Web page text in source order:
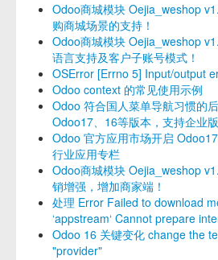
Odoo商城模块 Oejia_weshop
购商城场景的支持！
Odoo商城模块 Oejia_weshop
语言支持及客户子账号模式！
OSError [Errno 5] Input/output
Odoo context 的常见使用示例
Odoo 符合国人菜单导航习惯的
Odoo17、16等版本，支持企业版
Odoo 官方应用市场开启
行业应用专栏
Odoo商城模块 Oejia_weshop
销增强，增加商家端！
处理 Error Failed to download
‘appstream‘ Cannot prepare
Odoo 16 关键变化 change the
"provider"